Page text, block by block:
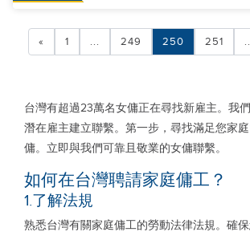
« 1 ... 249 250 251
台灣有超過23萬名女傭正在尋找新雇主。我
潛在雇主建立聯繫。第一步，尋找滿足您家
傭。立即與我們可靠且敬業的女傭聯繫。
如何在台灣聘請家庭傭工？
1.了解法規
熟悉台灣有關家庭傭工的勞動法律法規。確